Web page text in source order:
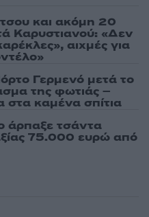
και ακόμη 20
Καρυστιανού: «Δεν
αιχμές για
Γερμενό μετά το
της φωτιάς –
στα καμένα σπίτια
άρπαξε τσάντα
75.000 ευρώ από